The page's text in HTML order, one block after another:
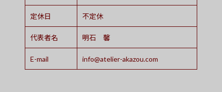
定休日 不定休
代表者名 明石 馨
E-mail info@atelier-akazou.com